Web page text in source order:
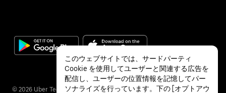
© 2026 Uber Technologies Inc.
このウェブサイトでは、サードパーティ
Cookie を使用してユーザーと関連する広告を
配信し、ユーザーの位置情報を記憶してパー
ソナライズを行っています。下の [オプトアウ